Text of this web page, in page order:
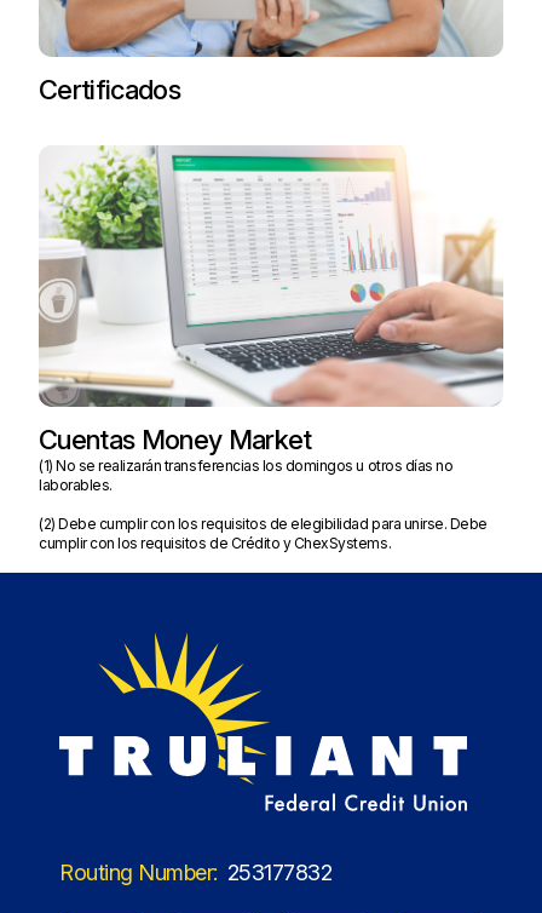
Certificados
Cuentas Money Market
(1) No se realizarán transferencias los domingos u otros días no
laborables.
(2) Debe cumplir con los requisitos de elegibilidad para unirse. Debe
cumplir con los requisitos de Crédito y ChexSystems.
Routing Number: 253177832